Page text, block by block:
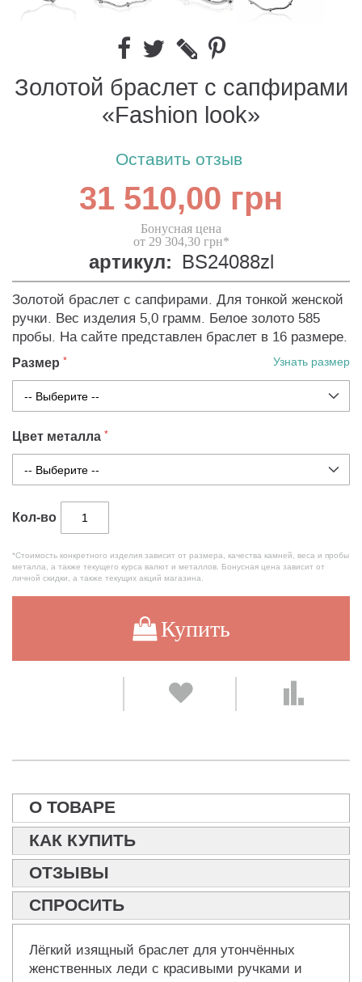
Золотой браслет с сапфирами
«Fashion look»
Оставить отзыв
31 510,00 грн
Бонусная цена
от 29 304,30 грн*
артикул: BS24088zl
Золотой браслет с сапфирами. Для тонкой женской
ручки. Вес изделия 5,0 грамм. Белое золото 585
пробы. На сайте представлен браслет в 16 размере.
Размер Узнать размер
Цвет металла
Кол-во
*Стоимость конкретного изделия зависит от размера, качества камней, веса и пробы
металла, а также текущего курса валют и металлов. Бонусная цена зависит от
личной скидки, а также текущих акций магазина.
Купить
О ТОВАРЕ
КАК КУПИТЬ
ОТЗЫВЫ
СПРОСИТЬ
Лёгкий изящный браслет для утончённых
женственных леди с красивыми ручками и